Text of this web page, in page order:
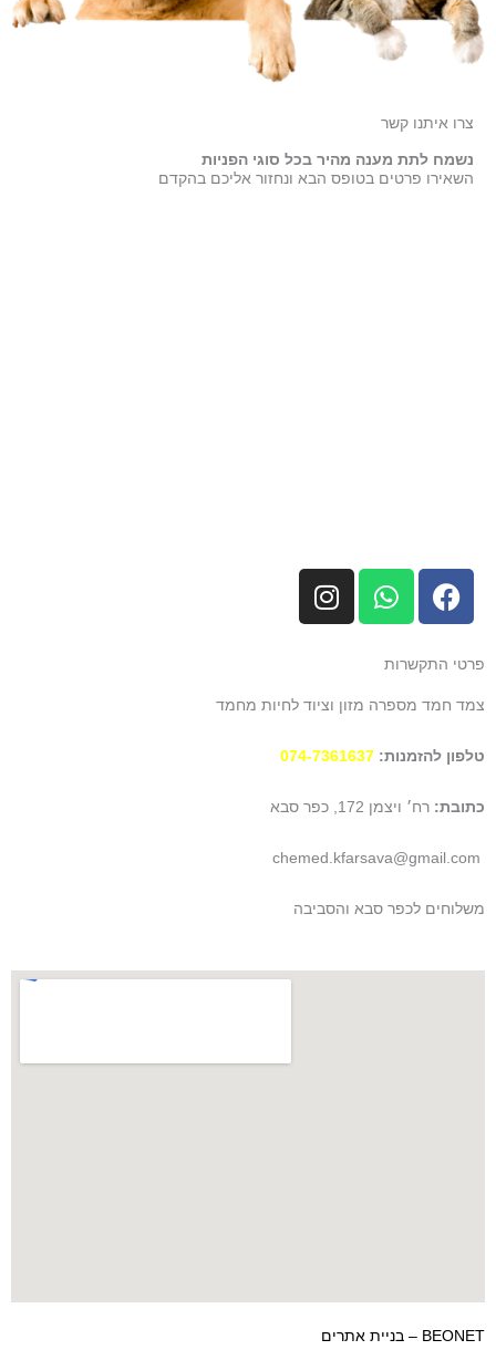
צרו איתנו קשר
נשמח לתת מענה מהיר בכל סוגי הפניות
השאירו פרטים בטופס הבא ונחזור אליכם בהקדם
F
a
e
o
o
k
W
h
t
a
p
I
n
g
r
m
פרטי התקשרות
צמד חמד מספרה מזון וציוד לחיות מחמד
טלפון להזמנות: 074-7361637
כתובת: רח׳ ויצמן 172, כפר סבא
משלוחים לכפר סבא והסביבה
BEONET – בניית אתרים